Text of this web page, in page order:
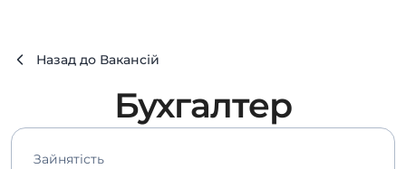
Назад до Вакансій
Бухгалтер
Зайнятість